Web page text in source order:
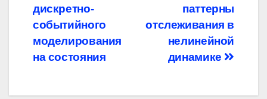
паттерны
отслеживания в
нелинейной
динамике
дискретно-
событийного
моделирования
на состояния